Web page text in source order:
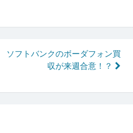
ソフトバンクのボーダフォン買
収が来週合意！？